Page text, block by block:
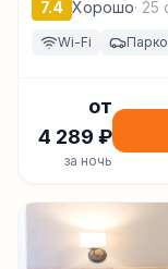
7.4 Хорошо· 25
Wi-Fi
от
4 289 ₽
за ночь